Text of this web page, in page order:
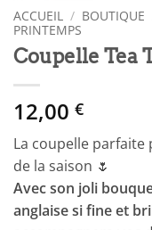
ACCUEIL / BOUTIQUE
PRINTEMPS
Coupelle Tea
12,00 €
La coupelle
de la saison 🌷
Avec son joli
anglaise si fine et